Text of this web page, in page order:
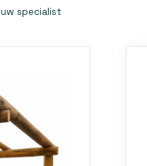
specialist